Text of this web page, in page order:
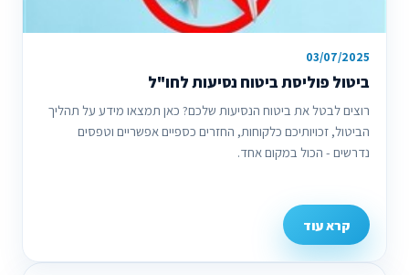
03/07/2025
ביטול פוליסת ביטוח נסיעות לחו"ל
רוצים לבטל את ביטוח הנסיעות שלכם? כאן תמצאו מידע על תהליך
הביטול, זכויותיכם כלקוחות, החזרים כספיים אפשריים וטפסים
נדרשים - הכול במקום אחד.
קרא עוד